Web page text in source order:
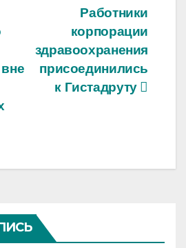
Работники
корпорации
здравоохранения
присоединились
к Гистадруту